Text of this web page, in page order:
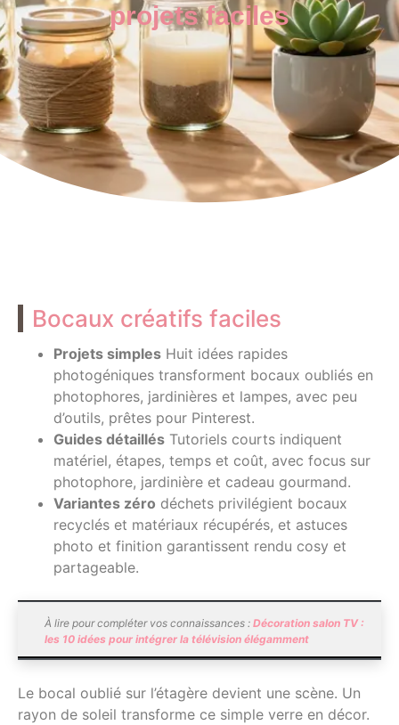
projets faciles
Bocaux créatifs faciles
Projets simples Huit idées rapides
photogéniques transforment bocaux oubliés en
photophores, jardinières et lampes, avec peu
d’outils, prêtes pour Pinterest.
Guides détaillés Tutoriels courts indiquent
matériel, étapes, temps et coût, avec focus sur
photophore, jardinière et cadeau gourmand.
Variantes zéro déchets privilégient bocaux
recyclés et matériaux récupérés, et astuces
photo et finition garantissent rendu cosy et
partageable.
À lire pour compléter vos connaissances : Décoration salon TV :
les 10 idées pour intégrer la télévision élégamment
Le bocal oublié sur l’étagère devient une scène. Un
rayon de soleil transforme ce simple verre en décor.